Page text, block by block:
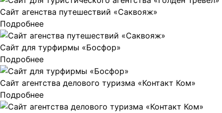
Сайт агенства путешествий «Саквояж»
Подробнее
Сайт для турфирмы «Босфор»
Подробнее
Сайт агентства делового туризма «Контакт Ком»
Подробнее